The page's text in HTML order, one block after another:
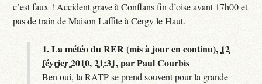
c’est faux ! Accident grave à Conflans fin d’oise avant 17h00 et
pas de train de Maison Laffite à Cergy le Haut.
1.La météo du RER (mis à jour en continu), 12
février 2010, 21:31,parPaul Courbis
Ben oui, la RATP se prend souvent pour la grande